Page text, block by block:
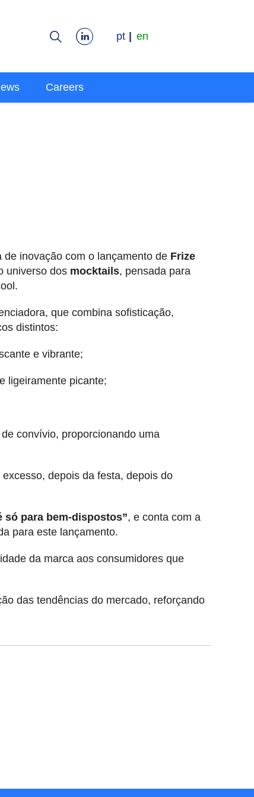
pt en
Careers
inovação com o lançamento de Frize
universo dos mocktails, pensada para
que combina sofisticação,
distintos:
e vibrante;
ligeiramente picante;
convívio, proporcionando uma
depois da festa, depois do
só para bem-dispostos”, e conta com a
para este lançamento.
da marca aos consumidores que
das tendências do mercado, reforçando